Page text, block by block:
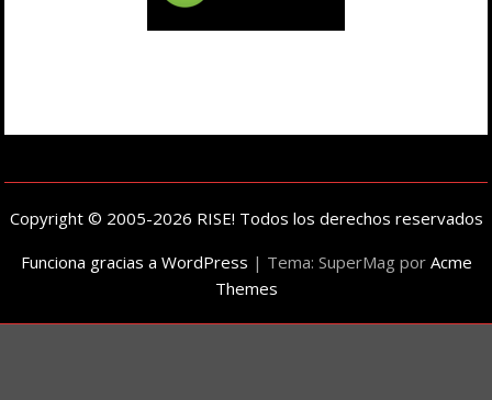
Copyright © 2005-2026 RISE! Todos los derechos reservados
Funciona gracias a WordPress | Tema: SuperMag por Acme
Themes